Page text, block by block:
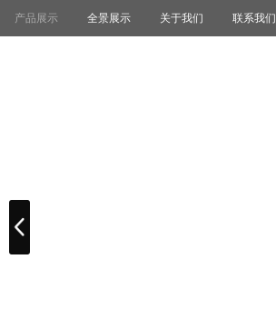
产品展示 全景展示 关于我们 联系我们